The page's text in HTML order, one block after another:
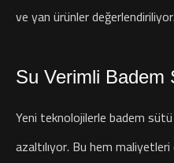
ve yan ürünler değerlendiriliyor.
Su Verimli Badem
Yeni teknolojilerle badem
azaltılıyor. Bu hem